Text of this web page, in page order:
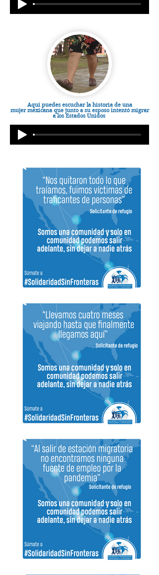
Aquí puedes escuchar la historia de una
mujermexicanaque junto a su esposointentó migrar
a los Estados Unidos